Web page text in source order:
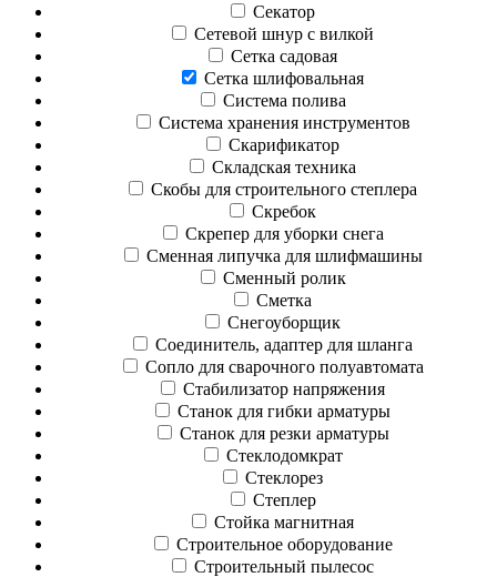
Секатор
Сетевой шнур с вилкой
Сетка садовая
Сетка шлифовальная
Система полива
Система хранения инструментов
Скарификатор
Складская техника
Скобы для строительного степлера
Скребок
Скрепер для уборки снега
Сменная липучка для шлифмашины
Сменный ролик
Сметка
Снегоуборщик
Соединитель, адаптер для шланга
Сопло для сварочного полуавтомата
Стабилизатор напряжения
Станок для гибки арматуры
Станок для резки арматуры
Стеклодомкрат
Стеклорез
Степлер
Стойка магнитная
Строительное оборудование
Строительный пылесос